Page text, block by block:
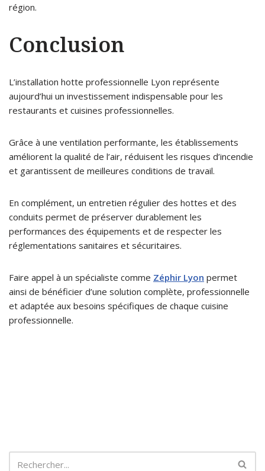
région.
Conclusion
L’installation hotte professionnelle Lyon représente
aujourd’hui un investissement indispensable pour les
restaurants et cuisines professionnelles.
Grâce à une ventilation performante, les établissements
améliorent la qualité de l’air, réduisent les risques d’incendie
et garantissent de meilleures conditions de travail.
En complément, un entretien régulier des hottes et des
conduits permet de préserver durablement les
performances des équipements et de respecter les
réglementations sanitaires et sécuritaires.
Faire appel à un spécialiste comme Zéphir Lyon permet
ainsi de bénéficier d’une solution complète, professionnelle
et adaptée aux besoins spécifiques de chaque cuisine
professionnelle.